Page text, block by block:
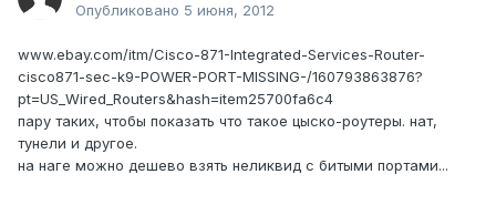
Опубликовано 5 июня, 2012
www.ebay.com/itm/Cisco-871-Integrated-Services-Router-
cisco871-sec-k9-POWER-PORT-MISSING-/160793863876?
pt=US_Wired_Routers&hash=item25700fa6c4
пару таких, чтобы показать что такое цыско-роутеры. нат,
тунели и другое.
на наге можно дешево взять неликвид с битыми портами...